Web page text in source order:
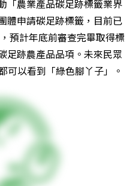
「農業產品碳足跡標籤業界
體申請碳足跡標籤，目前已
預計年底前審查完畢取得標
足跡農產品品項。未來民眾
可以看到「綠色腳丫子」。